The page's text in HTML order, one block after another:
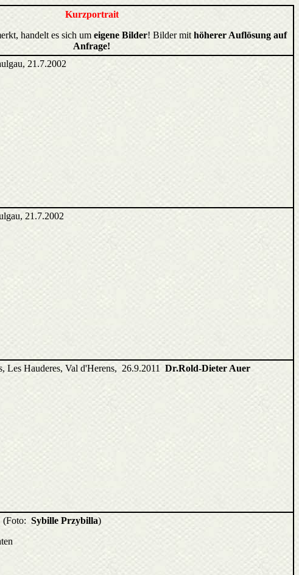
Kurzportrait
handelt es sich um eigene Bilder! Bilder mit höherer Auflösung auf
Anfrage!
21.7.2002
21.7.2002
Les Hauderes, Val d'Herens, 26.9.2011 Dr.Rold-Dieter Auer
(Foto: Sybille Przybilla)